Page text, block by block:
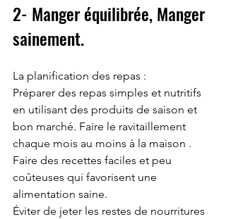
2- Manger équilibrée, Manger
sainement.
La planification des repas :
Préparer des repas simples et nutritifs
en utilisant des produits de saison et
bon marché. Faire le ravitaillement
chaque mois au moins à la maison .
Faire des recettes faciles et peu
coûteuses qui favorisent une
alimentation saine.
Éviter de jeter les restes de nourritures